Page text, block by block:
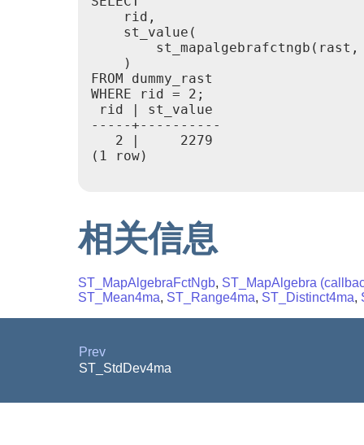
    rid,
    st_value(
    )
FROM dummy_rast
WHERE rid = 2;
rid | st_value
-----+----------
   2 |     2279
(1 row)
相关信息
ST_MapAlgebraFctNgb, ST_MapAlgebra
ST_Mean4ma, ST_Range4ma, ST_Distinct4ma,
Prev
ST_StdDev4ma